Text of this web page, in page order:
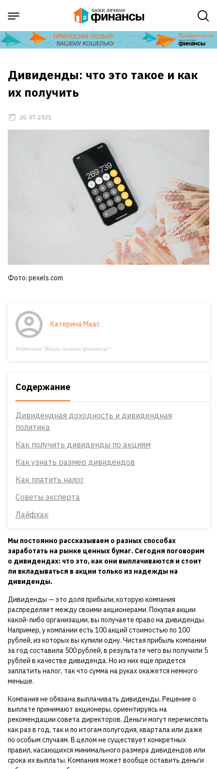
Дивиденды: что это такое и как
их получить
20.07.2021
Фото: pexels.com
Катерина Маас
Редакция "Ваши личные финансы"
Содержание
Дивидендная доходность и дивидендная
политика
Как получить дивиденды по акциям
Как узнать размер дивидендов
Как платить налог
Советы эксперта
Лайфхак
Мы постоянно рассказываем о разных способах
заработать на рынке ценных бумаг. Сегодня поговорим
о дивидендах: что это, как они выплачиваются и стоит
ли вкладываться в акции только из надежды на
дивиденды.
Дивиденды — это доля прибыли, которую компания
распределяет между своими акционерами. Покупая акции
какой-либо организации, вы получаете право на дивиденды.
Например, у компании есть 100 акций стоимостью по 100
рублей, из которых вы купили одну. Чистая прибыль компании
за год составила 500 рублей, в результате чего вы получили 5
рублей в качестве дивиденда. Но из них еще придется
заплатить налог, так что сумма на руках окажется немного
меньше.
Компания не обязана выплачивать дивиденды. Решение о
выплате принимают акционеры, ориентируясь на
рекомендации совета директоров. Деньги могут перечислять
как раз в год, так и по итогам полугодия, квартала или даже
по особым случаям. В целом не существует конкретных
правил, касающихся минимального размера дивидендов или
срока их выплаты. Компания может вообще оставить деньги